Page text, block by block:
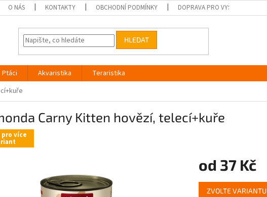
O NÁS KONTAKTY OBCHODNÍ PODMÍNKY DOPRAVA PRO VYŠKOV
HLEDAT
Ptáci Akvaristika
Teraristika
Carny Kitten hovězí, telecí+kuře
více
od 37 Kč
Měrná
cena:
ZVOLTE VARIANTU